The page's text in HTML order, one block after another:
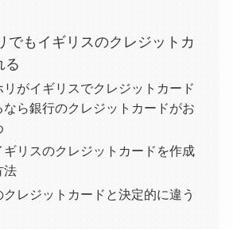
もイギリスのクレジットカ
る
リがイギリスでクレジットカード
なら銀行のクレジットカードがお
ギリスのクレジットカードを作成
法
クレジットカードと決定的に違う